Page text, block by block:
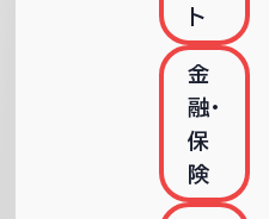
ト
金
融・
保
険